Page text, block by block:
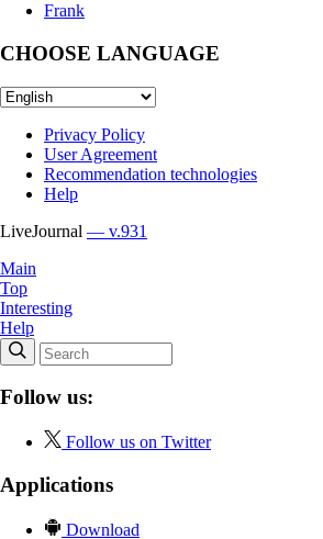
Frank
CHOOSE LANGUAGE
Privacy Policy
User Agreement
Recommendation technologies
Help
LiveJournal — v.931
Main
Top
Interesting
Help
Follow us:
Follow us on Twitter
Applications
Download